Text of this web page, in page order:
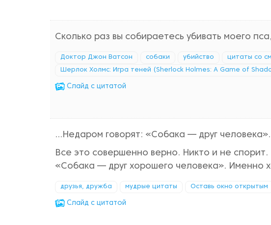
Сколько раз вы собираетесь убивать моего
Доктор Джон Ватсон собаки убийство цитаты со
Шерлок Холмс: Игра теней (Sherlock Holmes: A Game of
Cлайд с цитатой
…Недаром говорят: «Собака — друг человека».
Все это совершенно верно. Никто и не
«Собака — друг хорошего человека». Именно
друзья, дружба мудрые цитаты Оставь окно открытым
Cлайд с цитатой